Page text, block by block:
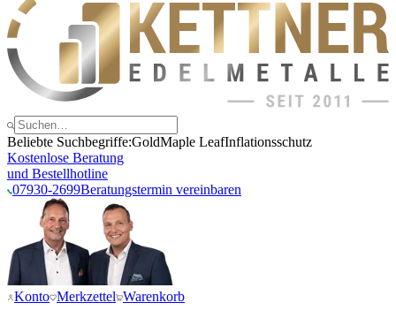
Beliebte Suchbegriffe:GoldMaple LeafInflationsschutz
Kostenlose Beratung
und Bestellhotline
07930-2699Beratungstermin vereinbaren
Konto Merkzettel Warenkorb